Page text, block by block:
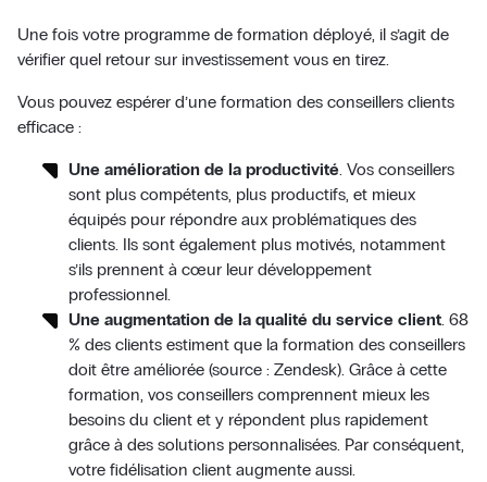
Une fois votre programme de formation déployé, il s’agit de
vérifier quel retour sur investissement vous en tirez.
Vous pouvez espérer d’une formation des conseillers clients
efficace :
Une amélioration de la productivité. Vos conseillers
sont plus compétents, plus productifs, et mieux
équipés pour répondre aux problématiques des
clients. Ils sont également plus motivés, notamment
s’ils prennent à cœur leur développement
professionnel.
Une augmentation de la qualité du service client. 68
% des clients estiment que la formation des conseillers
doit être améliorée (source : Zendesk). Grâce à cette
formation, vos conseillers comprennent mieux les
besoins du client et y répondent plus rapidement
grâce à des solutions personnalisées. Par conséquent,
votre fidélisation client augmente aussi.